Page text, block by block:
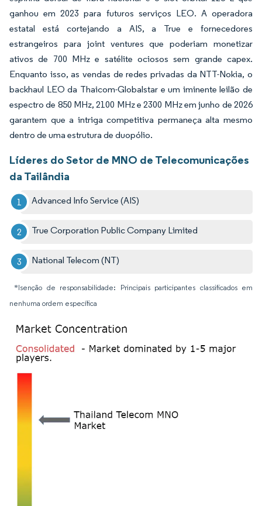
ganhou em 2023 para futuros serviços LEO. A operadora
estatal está cortejando a AIS, a True e fornecedores
estrangeiros para joint ventures que poderiam monetizar
ativos de 700 MHz e satélite ociosos sem grande capex.
Enquanto isso, as vendas de redes privadas da NTT-Nokia, o
backhaul LEO da Thaicom-Globalstar e um iminente leilão de
espectro de 850 MHz, 2100 MHz e 2300 MHz em junho de 2026
garantem que a intriga competitiva permaneça alta mesmo
dentro de uma estrutura de duopólio.
Líderes do Setor de MNO de Telecomunicações
da Tailândia
Advanced Info Service (AIS)
True Corporation Public Company Limited
National Telecom (NT)
*Isenção de responsabilidade: Principais participantes classificados em
nenhuma ordem específica